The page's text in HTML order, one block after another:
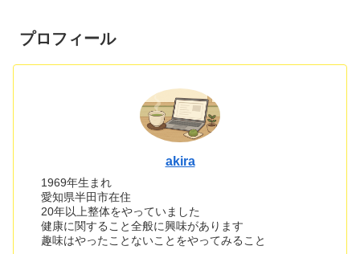
プロフィール
akira
1969年生まれ
愛知県半田市在住
20年以上整体をやっていました
健康に関すること全般に興味があります
趣味はやったことないことをやってみること